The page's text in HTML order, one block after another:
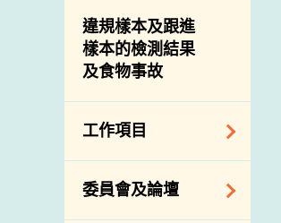
介紹短片
違規樣本及跟進
樣本的檢測結果
及食物事故
工作項目
降低膳食中的鈉和
糖
委員會及論壇